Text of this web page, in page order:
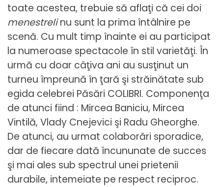
toate acestea, trebuie să aflaţi că cei doi
menestrelinu sunt la prima întâlnire pe
scenă. Cu mult timp înainte ei au participat
la numeroase spectacole în stil varietăţi. În
urmă cu doar câţiva ani au susţinut un
turneu împreună în ţară şi străinătate sub
egida celebrei Păsări COLIBRI. Componenţa
de atunci fiind : Mircea Baniciu, Mircea
Vintilă, Vlady Cnejevici şi Radu Gheorghe.
De atunci, au urmat colaborări sporadice,
dar de fiecare dată încununate de succes
şi mai ales sub spectrul unei prietenii
durabile, intemeiate pe respect reciproc.